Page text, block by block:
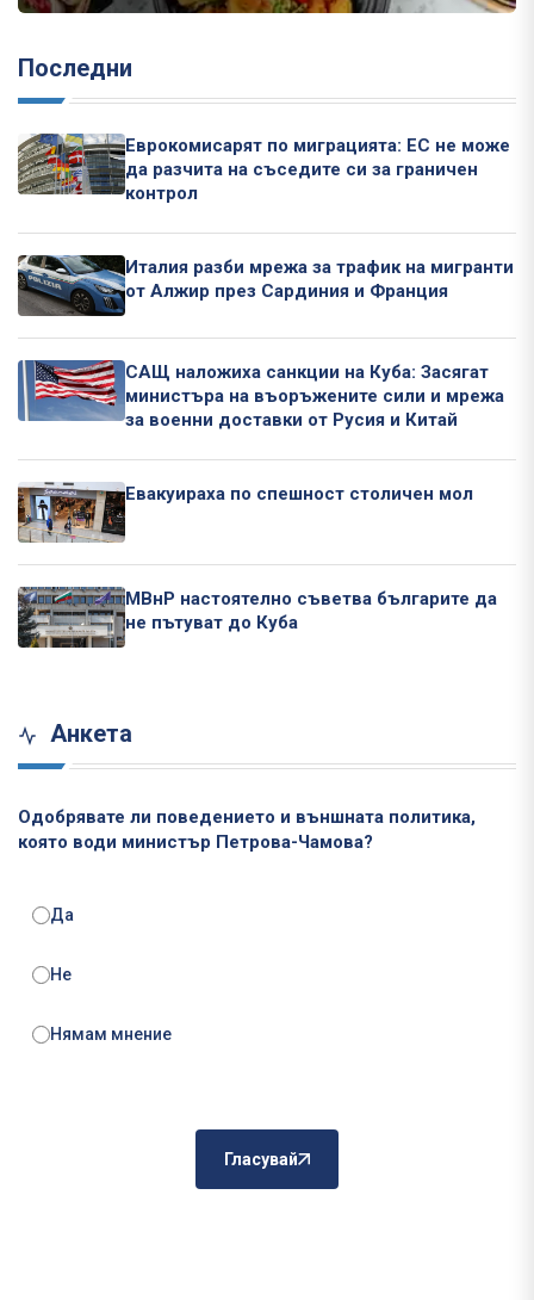
Последни
Еврокомисарят по миграцията: ЕС не може
да разчита на съседите си за граничен
контрол
Италия разби мрежа за трафик на мигранти
от Алжир през Сардиния и Франция
САЩ наложиха санкции на Куба: Засягат
министъра на въоръжените сили и мрежа
за военни доставки от Русия и Китай
Евакуираха по спешност столичен мол
МВнР настоятелно съветва българите да
не пътуват до Куба
Анкета
Одобрявате ли поведението и външната политика,
която води министър Петрова-Чамова?
Да
Не
Нямам мнение
Гласувай